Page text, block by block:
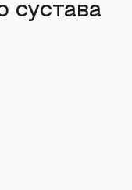
сустава